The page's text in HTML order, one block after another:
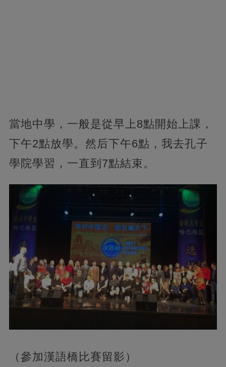
當地中學，一般是從早上8點開始上課，
下午2點放學。然后下午6點，我去孔子
學院學習，一直到7點結束。
（參加漢語橋比賽留影）